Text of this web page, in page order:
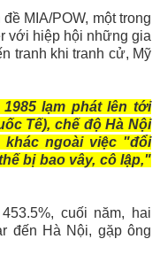
MIA/POW, một trong
với hiệp hội những gia
tranh khi tranh cử, Mỹ
lạm phát lên tới
Tế), chế độ Hà Nội
ngoài việc "đổi
bị bao vây, cô lập,"
cuối năm, hai
đến Hà Nội, gặp ông